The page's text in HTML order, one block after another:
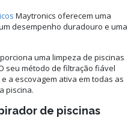
Maytronics oferecem uma
desempenho duradouro e uma
uma limpeza de piscinas
seu método de filtração fiável
a escovagem ativa em todas as
piscina.
de piscinas